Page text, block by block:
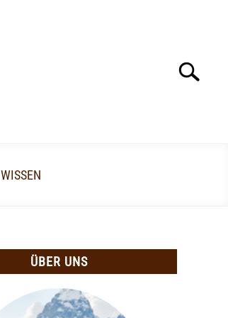
Search
WISSEN
ÜBER UNS